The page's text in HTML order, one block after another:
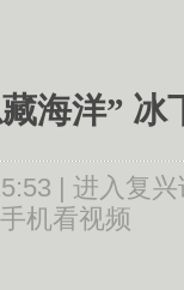
海洋” 冰
| 进入复兴
手机看视频